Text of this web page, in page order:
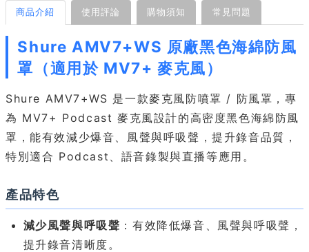
商品介紹 使用評論 購物須知 常見問題
Shure AMV7+WS 原廠黑色海綿防風
罩（適用於 MV7+ 麥克風）
Shure AMV7+WS 是一款麥克風防噴罩 / 防風罩，專
為 MV7+ Podcast 麥克風設計的高密度黑色海綿防風
罩，能有效減少爆音、風聲與呼吸聲，提升錄音品質，
特別適合 Podcast、語音錄製與直播等應用。
產品特色
減少風聲與呼吸聲 ：有效降低爆音、風聲與呼吸聲，
提升錄音清晰度。